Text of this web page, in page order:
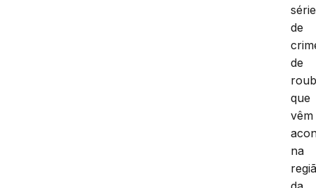
série
de
de
que
vêm
na